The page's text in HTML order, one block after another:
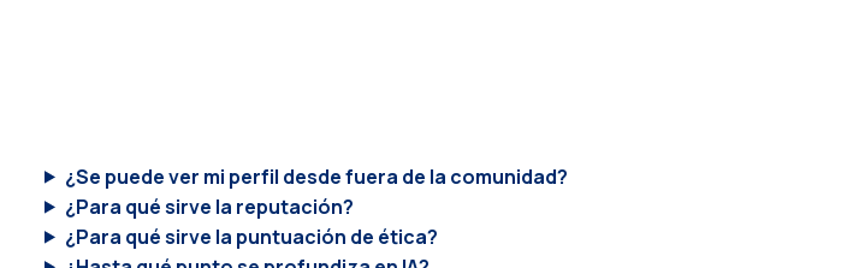
¿Se puede ver mi perfil desde fuera de la comunidad?
¿Para qué sirve la reputación?
¿Para qué sirve la puntuación de ética?